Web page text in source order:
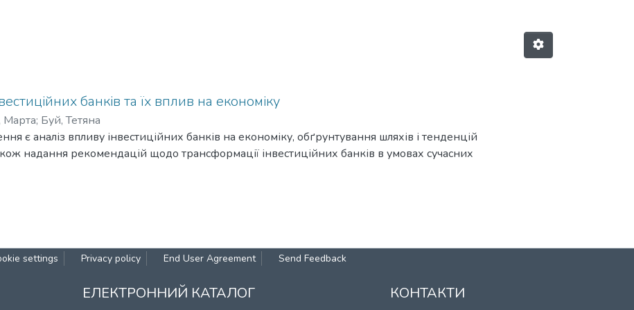
банків та їх вплив на економіку
Марта; Буй, Тетяна
є аналіз впливу інвестиційних банків на економіку, обґрунтування шляхів і тенденцій
надання рекомендацій щодо трансформації інвестиційних банків в умовах сучасних
settings Privacy policy End User Agreement Send Feedback
ЕЛЕКТРОННИЙ КАТАЛОГ КОНТАКТИ